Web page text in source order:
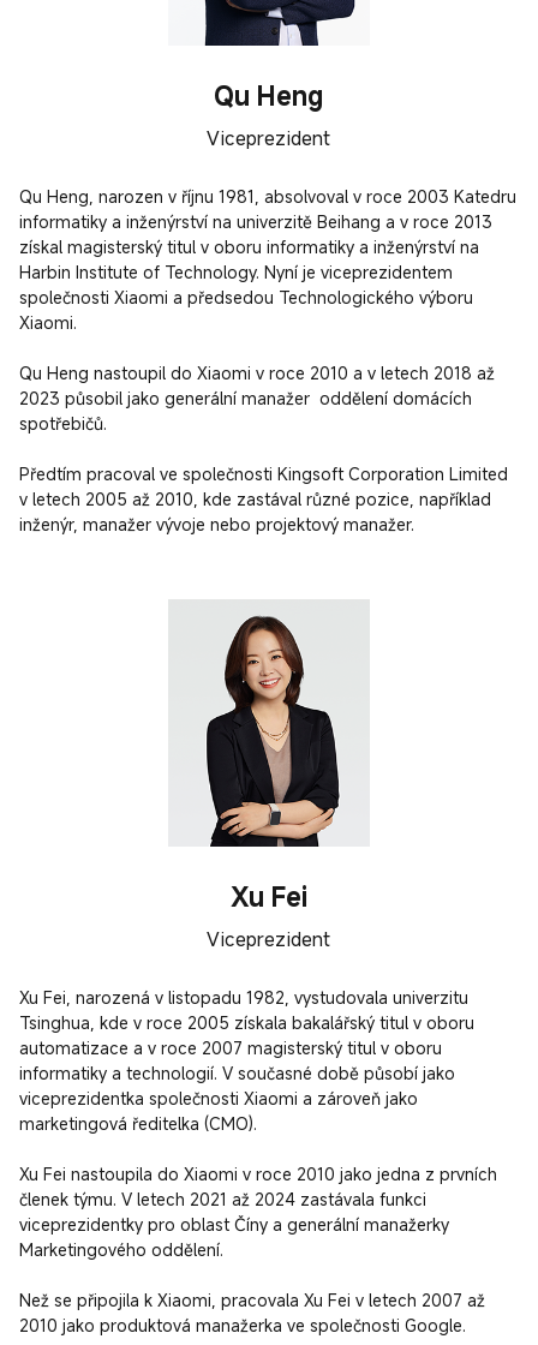
Qu Heng
Viceprezident
Qu Heng, narozen v říjnu 1981, absolvoval v roce 2003 Katedru
informatiky a inženýrství na univerzitě Beihang a v roce 2013
získal magisterský titul v oboru informatiky a inženýrství na
Harbin Institute of Technology. Nyní je viceprezidentem
společnosti Xiaomi a předsedou Technologického výboru
Xiaomi.
Qu Heng nastoupil do Xiaomi v roce 2010 a v letech 2018 až
2023 působil jako generální manažer  oddělení domácích
spotřebičů.
Předtím pracoval ve společnosti Kingsoft Corporation Limited
v letech 2005 až 2010, kde zastával různé pozice, například
inženýr, manažer vývoje nebo projektový manažer.
Xu Fei
Viceprezident
Xu Fei, narozená v listopadu 1982, vystudovala univerzitu
Tsinghua, kde v roce 2005 získala bakalářský titul v oboru
automatizace a v roce 2007 magisterský titul v oboru
informatiky a technologií. V současné době působí jako
viceprezidentka společnosti Xiaomi a zároveň jako
marketingová ředitelka (CMO).
Xu Fei nastoupila do Xiaomi v roce 2010 jako jedna z prvních
členek týmu. V letech 2021 až 2024 zastávala funkci
viceprezidentky pro oblast Číny a generální manažerky
Marketingového oddělení.
Než se připojila k Xiaomi, pracovala Xu Fei v letech 2007 až
2010 jako produktová manažerka ve společnosti Google.